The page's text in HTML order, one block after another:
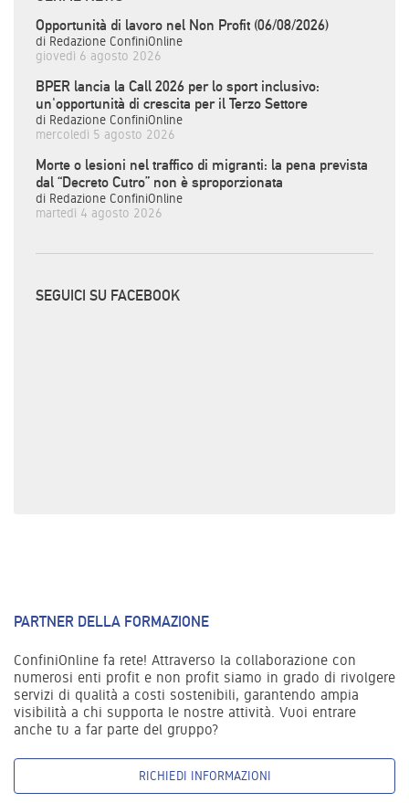
Opportunità di lavoro nel Non Profit (06/08/2026)
di Redazione ConfiniOnline
giovedì 6 agosto 2026
BPER lancia la Call 2026 per lo sport inclusivo:
un'opportunità di crescita per il Terzo Settore
di Redazione ConfiniOnline
mercoledì 5 agosto 2026
Morte o lesioni nel traffico di migranti: la pena prevista
dal “Decreto Cutro” non è sproporzionata
di Redazione ConfiniOnline
martedì 4 agosto 2026
SEGUICI SU FACEBOOK
PARTNER DELLA FORMAZIONE
ConfiniOnline fa rete! Attraverso la collaborazione con
numerosi enti profit e non profit siamo in grado di rivolgere
servizi di qualità a costi sostenibili, garantendo ampia
visibilità a chi supporta le nostre attività. Vuoi entrare
anche tu a far parte del gruppo?
RICHIEDI INFORMAZIONI